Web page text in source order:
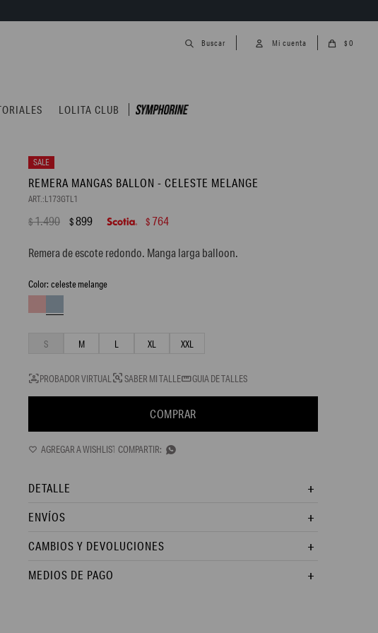
LOLITA CLUB
$ 0
REMERA MANGAS BALLON - CELESTE MELANGE
L173GTL1
$1.490 $899 $ 764
Remera de escote redondo. Manga larga balloon.
celeste melange
S M L XL XXL
PROBADOR VIRTUAL SABER MI TALLE GUIA DE TALLES
COMPRAR

DETALLE
ENVÍOS
CAMBIOS Y DEVOLUCIONES
MEDIOS DE PAGO